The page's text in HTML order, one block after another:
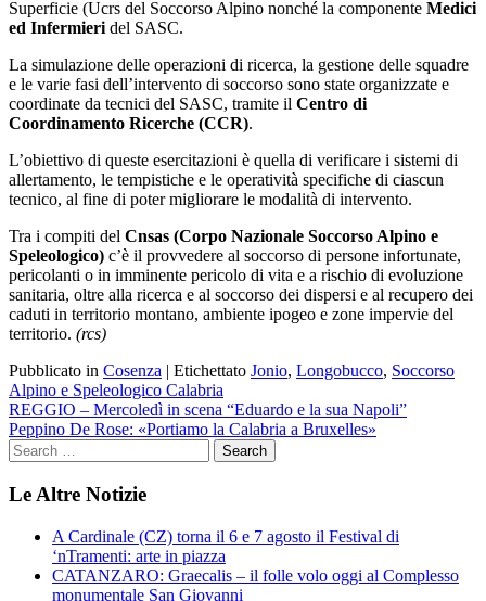
Superficie (Ucrs del Soccorso Alpino nonché la componente Medici
ed Infermieridel SASC.
La simulazione delle operazioni di ricerca, la gestione delle squadre
e le varie fasi dell’intervento di soccorso sono state organizzate e
coordinate da tecnici del SASC, tramite il Centro di
Coordinamento Ricerche (CCR).
L’obiettivo di queste esercitazioni è quella di verificare i sistemi di
allertamento, le tempistiche e le operatività specifiche di ciascun
tecnico, al fine di poter migliorare le modalità di intervento.
Tra i compiti del Cnsas (Corpo Nazionale Soccorso Alpino e
Speleologico) c’è il provvedere al soccorso di persone infortunate,
pericolanti o in imminente pericolo di vita e a rischio di evoluzione
sanitaria, oltre alla ricerca e al soccorso dei dispersi e al recupero dei
caduti in territorio montano, ambiente ipogeo e zone impervie del
territorio. (rcs)
Pubblicato in Cosenza | Etichettato Jonio, Longobucco, Soccorso
Alpino e Speleologico Calabria
Navigazione
articoli
REGGIO – Mercoledì in scena “Eduardo e la sua Napoli”
Peppino De Rose: «Portiamo la Calabria a Bruxelles»
Le Altre Notizie
A Cardinale (CZ) torna il 6 e 7 agosto il Festival di
‘nTramenti: arte in piazza
CATANZARO: Graecalis – il folle volo oggi al Complesso
monumentale San Giovanni